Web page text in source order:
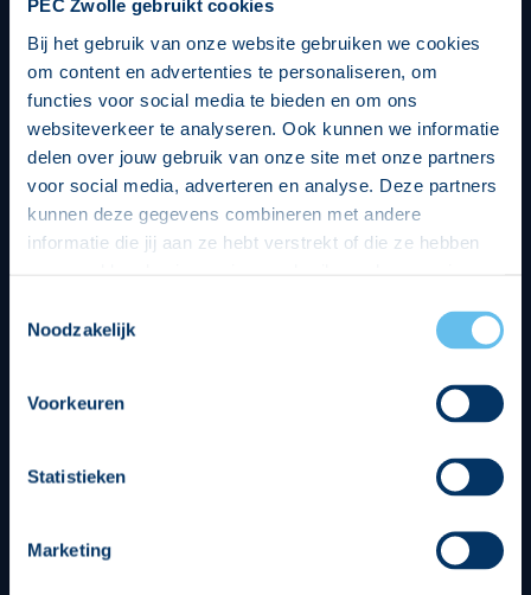
PEC Zwolle gebruikt cookies
Bij het gebruik van onze website gebruiken we cookies
om content en advertenties te personaliseren, om
functies voor social media te bieden en om ons
websiteverkeer te analyseren. Ook kunnen we informatie
delen over jouw gebruik van onze site met onze partners
voor social media, adverteren en analyse. Deze partners
kunnen deze gegevens combineren met andere
informatie die jij aan ze hebt verstrekt of die ze hebben
op een veilige en integere wijze. Je kunt je toestemming
beheren op de privacy- en cookieverklaring pagina.
Noodzakelijk
Voorkeuren
Statistieken
Marketing